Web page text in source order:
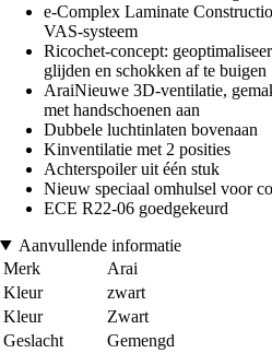
e-Complex Laminate
VAS-systeem
Ricochet-concept:
glijden en schokken af te buigen
AraiNieuwe 3D-ventilatie,
met handschoenen aan
Dubbele luchtinlaten bovenaan
Kinventilatie met 2 posities
Achterspoiler uit één stuk
Nieuw speciaal omhulsel voor
ECE R22-06 goedgekeurd
Aanvullende informatie
Merk
Arai
Kleur
zwart
Kleur
Zwart
Geslacht
Gemengd